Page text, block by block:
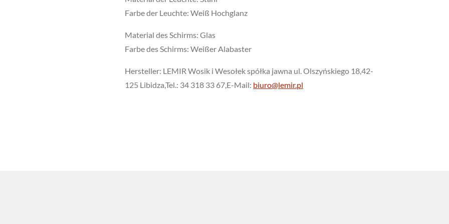
Farbe der Leuchte: Weiß Hochglanz
Material des Schirms: Glas
Farbe des Schirms: Weißer Alabaster
Hersteller: LEMIR Wosik i Wesołek spółka jawna ul. Olszyńskiego 18,42-
125 Libidza,Tel.: 34 318 33 67,E-Mail: biuro@lemir.pl